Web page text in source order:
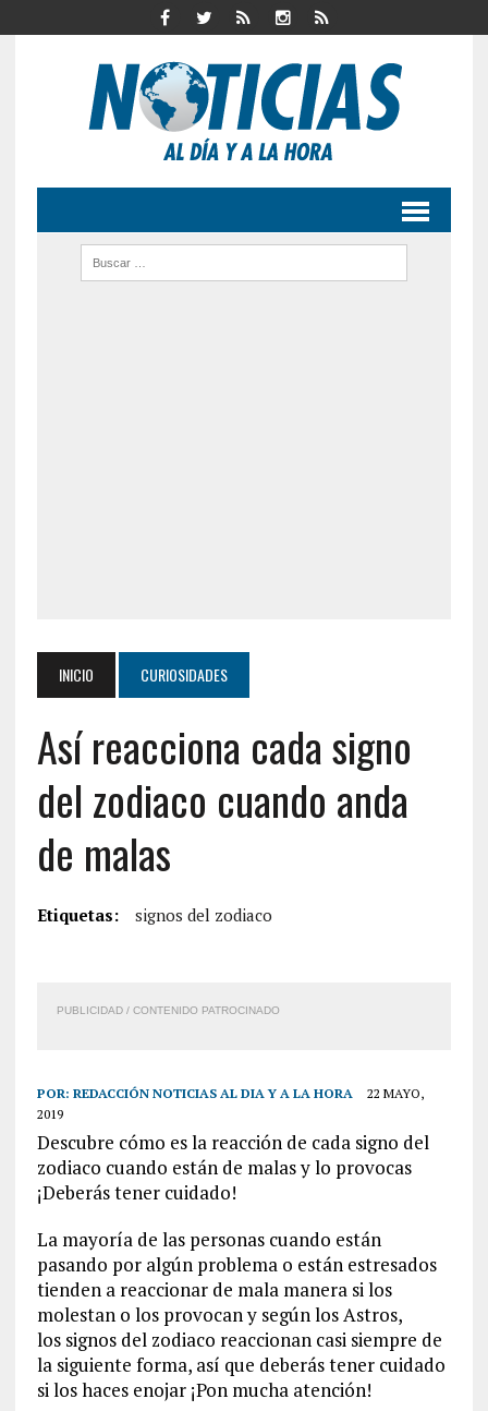
INICIO CURIOSIDADES
Así reacciona cada signo
del zodiaco cuando anda
de malas
Etiquetas: signos del zodiaco
PUBLICIDAD / CONTENIDO PATROCINADO
POR: REDACCIÓN NOTICIAS AL DIA Y A LA HORA
22 MAYO,
2019
Descubre cómo es la reacción de cada signo del
zodiaco cuando están de malas y lo provocas
¡Deberás tener cuidado!
La mayoría de las personas cuando están
pasando por algún problema o están estresados
tienden a reaccionar de mala manera si los
molestan o los provocan y según los Astros,
los signos del zodiaco reaccionan casi siempre de
la siguiente forma, así que deberás tener cuidado
si los haces enojar ¡Pon mucha atención!